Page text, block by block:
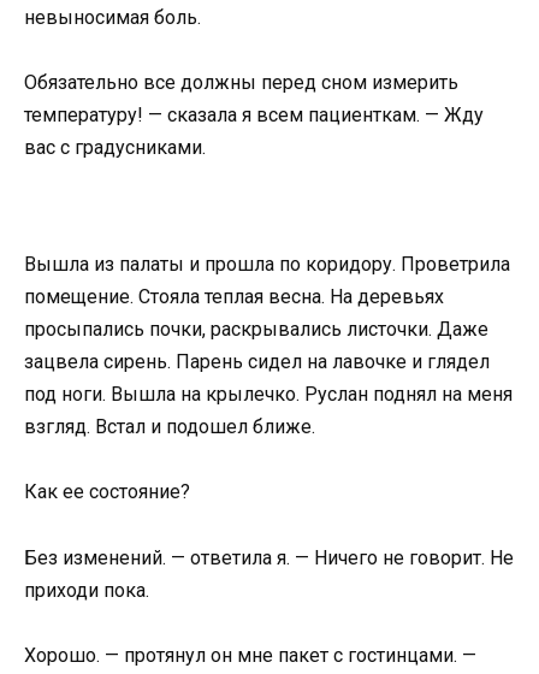
невыносимая боль.
Обязательно все должны перед сном измерить
температуру! — сказала я всем пациенткам. — Жду
вас с градусниками.
Вышла из палаты и прошла по коридору. Проветрила
помещение. Стояла теплая весна. На деревьях
просыпались почки, раскрывались листочки. Даже
зацвела сирень. Парень сидел на лавочке и глядел
под ноги. Вышла на крылечко. Руслан поднял на меня
взгляд. Встал и подошел ближе.
Как ее состояние?
Без изменений. — ответила я. — Ничего не говорит. Не
приходи пока.
Хорошо. — протянул он мне пакет с гостинцами. —